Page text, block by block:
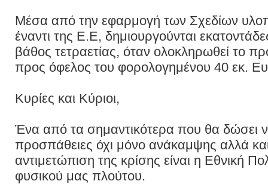
Μέσα από την εφαρμογή των Σχεδίων
έναντι της Ε.Ε, δημιουργούνται
βάθος τετραετίας, όταν ολοκληρωθεί το
προς όφελος του φορολογημένου 40 εκ.
Κυρίες και Kύριοι,
Ένα από τα σημαντικότερα που θα δώσει
προσπάθειες όχι μόνο ανάκαμψης αλλά
αντιμετώπιση της κρίσης είναι η Εθνική
φυσικού μας πλούτου.